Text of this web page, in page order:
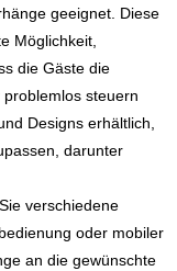
geeignet. Diese
Möglichkeit,
die Gäste die
steuern
Designs erhältlich,
darunter
verschiedene
oder mobiler
an die gewünschte